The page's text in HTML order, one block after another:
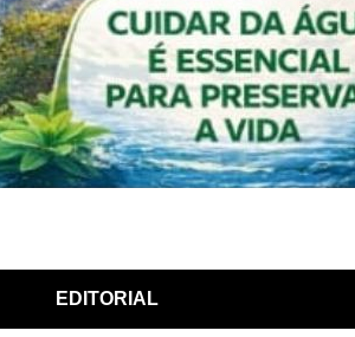
EDITORIAL